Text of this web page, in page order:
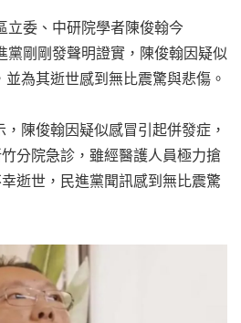
立委、中研院學者陳俊翰今
黨剛剛發聲明證實，陳俊翰因疑似
為其逝世感到無比震驚與悲傷。
陳俊翰因疑似感冒引起併發症，
分院急診，雖經醫護人員極力搶
逝世，民進黨聞訊感到無比震驚